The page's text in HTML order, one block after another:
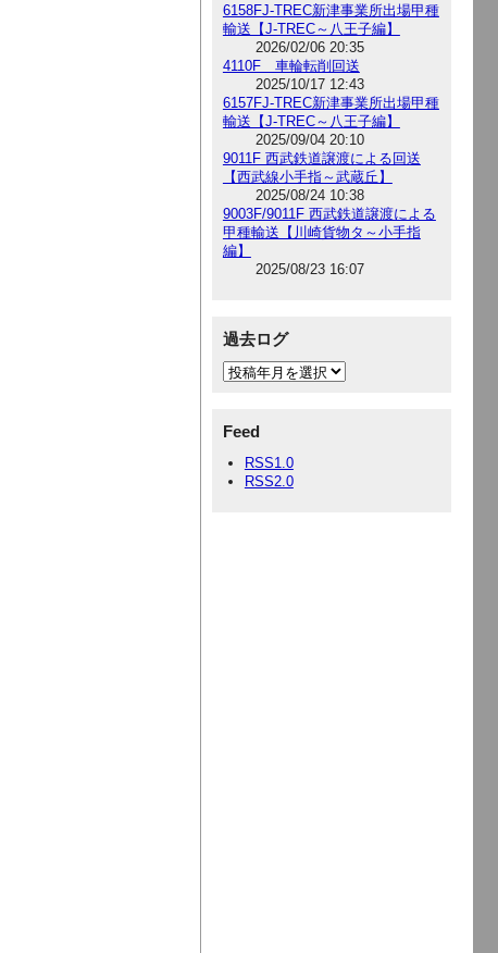
6158FJ-TREC新津事業所出場甲種
輸送【J-TREC～八王子編】
2026/02/06 20:35
4110F 車輪転削回送
2025/10/17 12:43
6157FJ-TREC新津事業所出場甲種
輸送【J-TREC～八王子編】
2025/09/04 20:10
9011F 西武鉄道譲渡による回送
【西武線小手指～武蔵丘】
2025/08/24 10:38
9003F/9011F 西武鉄道譲渡による
甲種輸送【川崎貨物タ～小手指
編】
2025/08/23 16:07
過去ログ
Feed
RSS1.0
RSS2.0